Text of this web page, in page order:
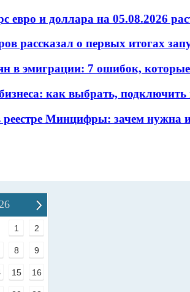
евро и доллара на 05.08.2026
рассказал о первых итогах
в эмиграции: 7 ошибок,
как выбрать, подключить
Минцифры: зачем нужна
1 2
8 9
15 16